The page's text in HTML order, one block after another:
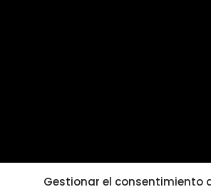
Gestionar el consentimiento